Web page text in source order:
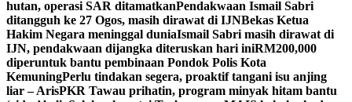
hutan, operasi SAR ditamatkanPendakwaan Ismail Sabri
ditangguh ke 27 Ogos, masih dirawat di IJNBekas Ketua
Hakim Negara meninggal duniaIsmail Sabri masih dirawat di
IJN, pendakwaan dijangka diteruskan hari iniRM200,000
diperuntuk bantu pembinaan Pondok Polis Kota
KemuningPerlu tindakan segera, proaktif tangani isu anjing
liar – ArisPKR Tawau prihatin, program minyak hitam bantu